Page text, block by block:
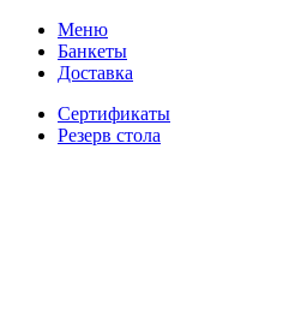
Меню
Банкеты
Доставка
Сертификаты
Резерв стола